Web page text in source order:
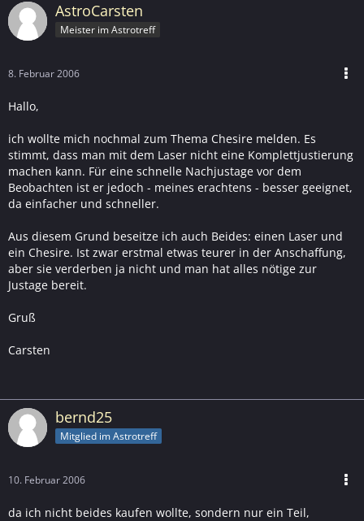
AstroCarsten
Meister im Astrotreff
8. Februar 2006
Hallo,
ich wollte mich nochmal zum Thema Chesire melden. Es
stimmt, dass man mit dem Laser nicht eine Komplettjustierung
machen kann. Für eine schnelle Nachjustage vor dem
Beobachten ist er jedoch - meines erachtens - besser geeignet,
da einfacher und schneller.
Aus diesem Grund beseitze ich auch Beides: einen Laser und
ein Chesire. Ist zwar erstmal etwas teurer in der Anschaffung,
aber sie verderben ja nicht und man hat alles nötige zur
Justage bereit.
Gruß
Carsten
bernd25
Mitglied im Astrotreff
10. Februar 2006
da ich nicht beides kaufen wollte, sondern nur ein Teil,